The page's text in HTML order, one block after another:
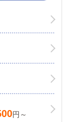
円～